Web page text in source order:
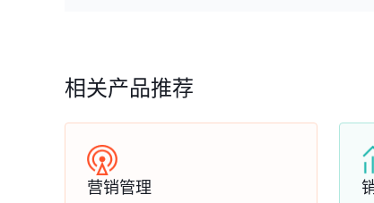
相关产品推荐
营销管理